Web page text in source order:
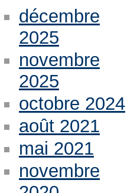
décembre
2025
novembre
2025
octobre 2024
août 2021
mai 2021
novembre